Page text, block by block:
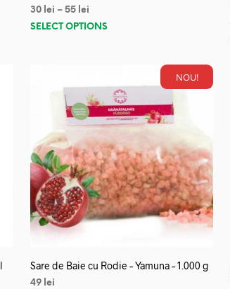
30 lei –55 lei
SELECT OPTIONS
NOU!
Sare de Baie cu Rodie – Yamuna – 1.000 g
49 lei